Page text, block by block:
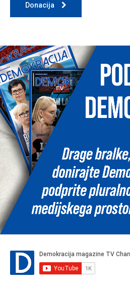
Donacija